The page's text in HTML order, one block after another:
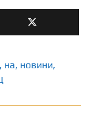
, на, новини,